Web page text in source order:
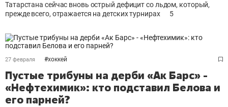
Татарстана сейчас вновь острый дефицит со льдом, который,
прежде всего, отражается на детских турнирах
5
27 февраля #хоккей
Пустые трибуны на дерби «Ак Барс» -
«Нефтехимик»: кто подставил Белова и
его парней?